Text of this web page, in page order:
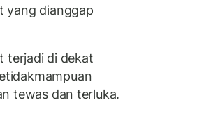
yang dianggap
terjadi di dekat
tewas dan terluka.